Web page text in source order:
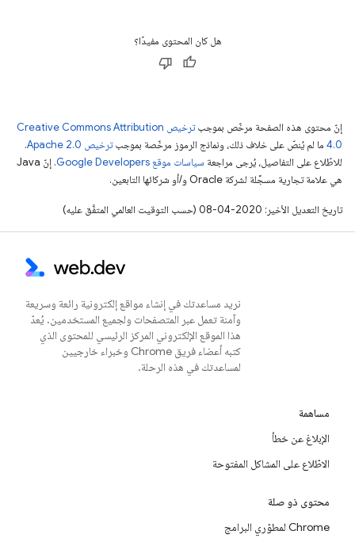
هل كان المحتوى مفيدًا؟
إنّ محتوى هذه الصفحة مرخّص بموجب
ترخيص Creative Commons Attribution
4.0‏ ما لم يُنصّ على خلاف ذلك، ونماذج الرموز مرخّصة بموجبترخيص Apache 2.0‏
.
للاطّلاع على التفاصيل، يُرجى مراجعة سياسات موقع Google Developers‏
. إنّ Java
هي علامة تجارية مسجَّلة لشركة Oracle و/أو شركائها التابعين.
تاريخ التعديل الأخير: 2020-04-08 (حسب التوقيت العالمي المتفَّق عليه)
نريد مساعدتك في إنشاء مواقع إلكترونية رائعة وسريعة
وآمنة تعمل عبر المتصفحات ولجميع المستخدمين. يُعدّ
هذا الموقع الإلكتروني المركز الرئيسي للمحتوى الذي
كتبه أعضاء فريق Chrome وخبراء خارجيين
لمساعدتك في هذه الرحلة.
مساهمة
الإبلاغ عن خطأ
الاطّلاع على المشاكل المفتوحة
محتوى ذو صلة
Chrome لمطوّري البرامج